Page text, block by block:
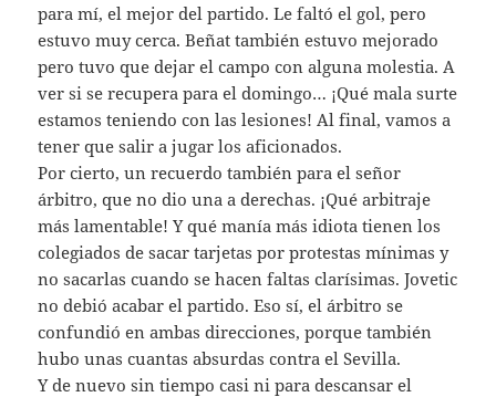
para mí, el mejor del partido. Le faltó el gol, pero
estuvo muy cerca. Beñat también estuvo mejorado
pero tuvo que dejar el campo con alguna molestia. A
ver si se recupera para el domingo… ¡Qué mala surte
estamos teniendo con las lesiones! Al final, vamos a
tener que salir a jugar los aficionados.
Por cierto, un recuerdo también para el señor
árbitro, que no dio una a derechas. ¡Qué arbitraje
más lamentable! Y qué manía más idiota tienen los
colegiados de sacar tarjetas por protestas mínimas y
no sacarlas cuando se hacen faltas clarísimas. Jovetic
no debió acabar el partido. Eso sí, el árbitro se
confundió en ambas direcciones, porque también
hubo unas cuantas absurdas contra el Sevilla.
Y de nuevo sin tiempo casi ni para descansar el